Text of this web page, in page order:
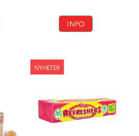
INFO
NYHETER